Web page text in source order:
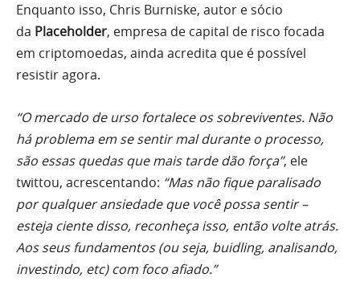
Enquanto isso, Chris Burniske, autor e sócio
da Placeholder, empresa de capital de risco focada
em criptomoedas, ainda acredita que é possível
resistir agora.
“O mercado de urso fortalece os sobreviventes. Não
há problema em se sentir mal durante o processo,
são essas quedas que mais tarde dão força”, ele
twittou, acrescentando: “Mas não fique paralisado
por qualquer ansiedade que você possa sentir –
esteja ciente disso, reconheça isso, então volte atrás.
Aos seus fundamentos (ou seja, buidling, analisando,
investindo, etc) com foco afiado.”